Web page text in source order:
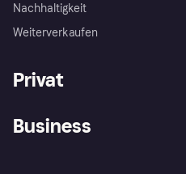
Nachhaltigkeit
Weiterverkaufen
Privat
Business